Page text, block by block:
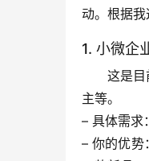
动。根据我
1. 小微企
这是
主等。
– 具体需求：
– 你的优势：